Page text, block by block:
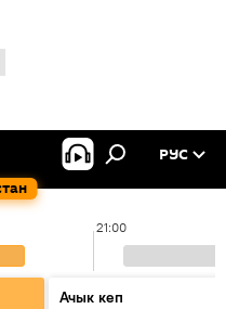
РУС
21:00
Ачык кеп